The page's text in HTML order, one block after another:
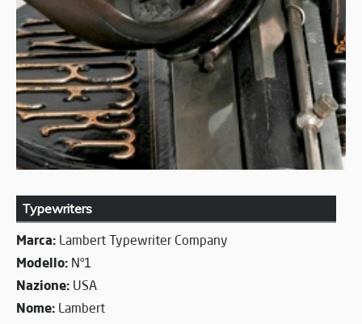
Typewriters
Marca: Lambert Typewriter Company
Modello: N°1
Nazione: USA
Nome: Lambert